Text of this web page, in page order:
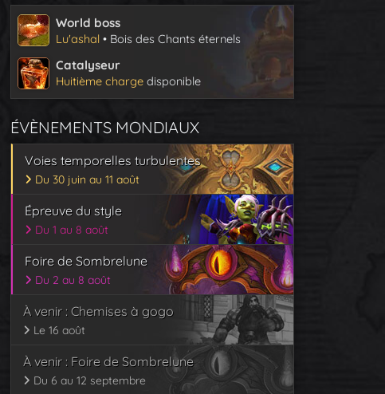
World boss
Lu'ashal • Bois des Chants éternels
Catalyseur
Huitième charge disponible
ÉVÈNEMENTS MONDIAUX
Voies temporelles turbulentes
Du 30 juin au 11 août
Épreuve du style
Du 1 au 8 août
Foire de Sombrelune
Du 2 au 8 août
À venir : Chemises à gogo
Le 16 août
À venir : Foire de Sombrelune
Du 6 au 12 septembre